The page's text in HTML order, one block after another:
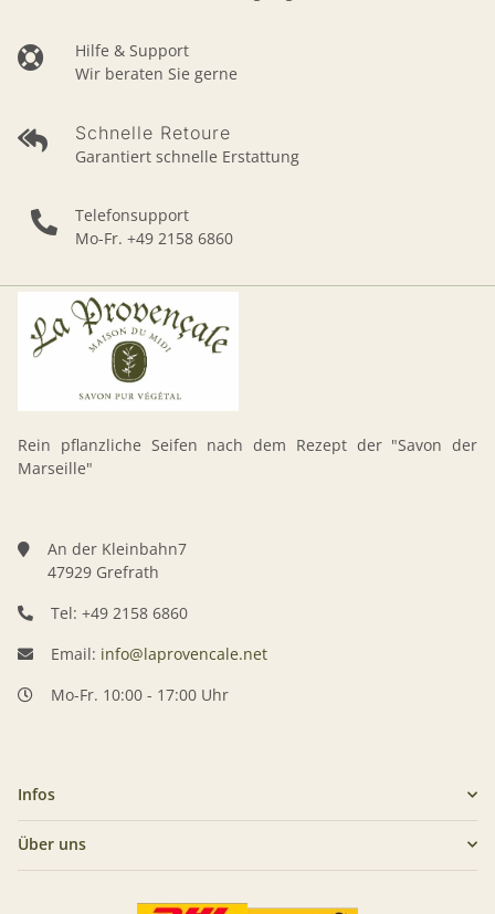
Hilfe & Support
Wir beraten Sie gerne
Schnelle Retoure
Garantiert schnelle Erstattung
Telefonsupport
Mo-Fr. +49 2158 6860
Rein pflanzliche Seifen nach dem Rezept der "Savon der
Marseille"
An der Kleinbahn7
47929 Grefrath
Tel: +49 2158 6860
Email: info@laprovencale.net
Mo-Fr. 10:00 - 17:00 Uhr
Infos
Über uns